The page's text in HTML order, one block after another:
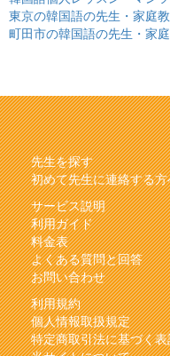
東京の韓国語の先生・家庭
町田市の韓国語の先生・家
先生を探す
初めて先生に連絡する方
サービス説明
利用ガイド
料金表
よくある質問と回答
お問い合わせ
利用規約
個人情報取扱規定
特定商取引法に基づく表